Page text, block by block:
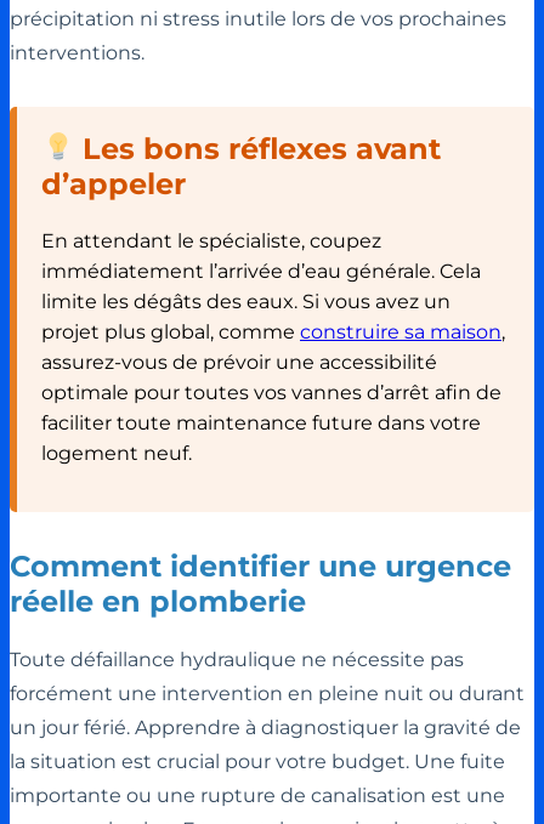
précipitation ni stress inutile lors de vos prochaines
interventions.
Les bons réflexes avant
d’appeler
En attendant le spécialiste, coupez
immédiatement l’arrivée d’eau générale. Cela
limite les dégâts des eaux. Si vous avez un
projet plus global, comme construire sa maison,
assurez-vous de prévoir une accessibilité
optimale pour toutes vos vannes d’arrêt afin de
faciliter toute maintenance future dans votre
logement neuf.
Comment identifier une urgence
réelle en plomberie
Toute défaillance hydraulique ne nécessite pas
forcément une intervention en pleine nuit ou durant
un jour férié. Apprendre à diagnostiquer la gravité de
la situation est crucial pour votre budget. Une fuite
importante ou une rupture de canalisation est une